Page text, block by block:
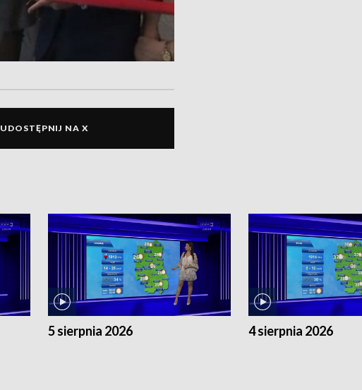
UDOSTĘPNIJ NA X
5 sierpnia 2026 4 sierpnia 2026